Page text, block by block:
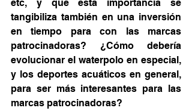
etc, y que esta importancia se
tangibiliza también en una inversión
en tiempo para con las marcas
patrocinadoras? ¿Cómo debería
evolucionar el waterpolo en especial,
y los deportes acuáticos en general,
para ser más interesantes para las
marcas patrocinadoras?